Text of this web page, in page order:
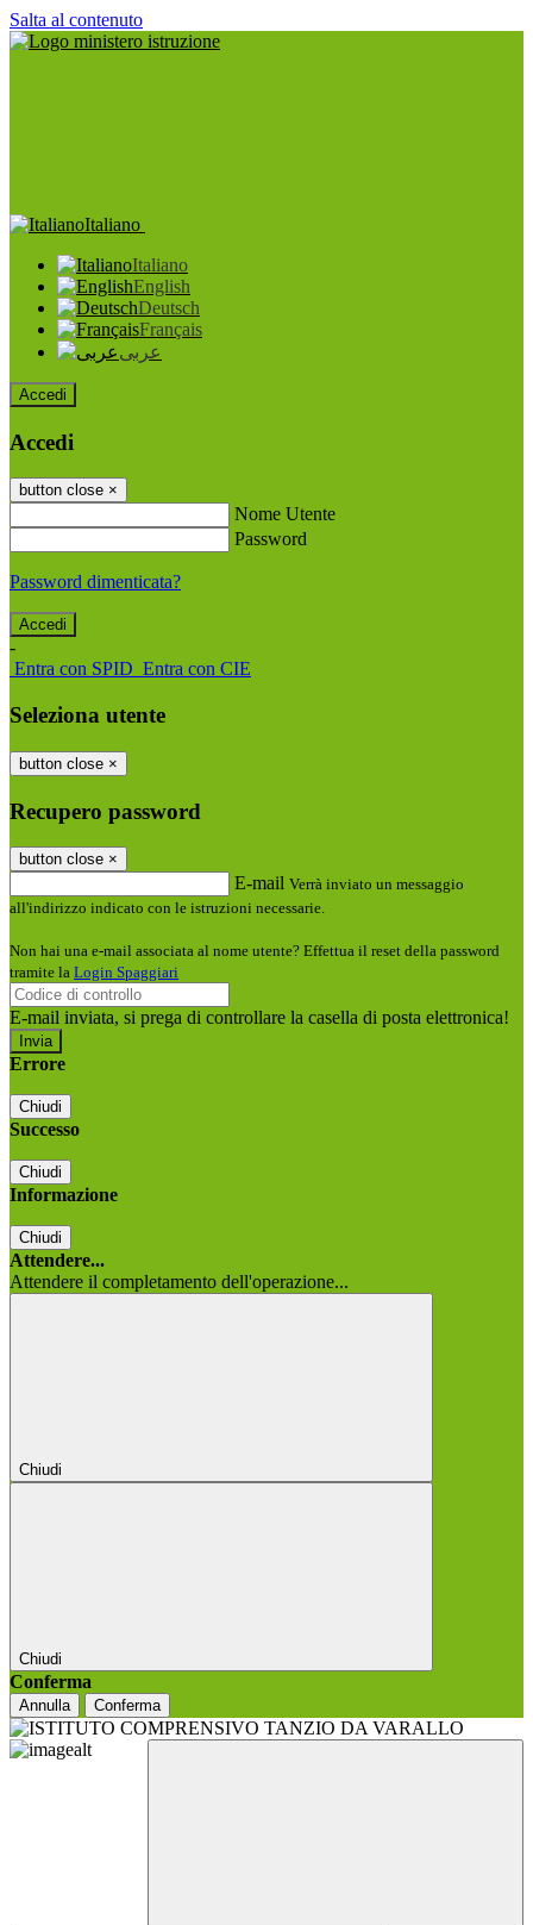
Salta al contenuto
Italiano
Italiano
English
Deutsch
Français
عربى
Accedi
Accedi
button close ×
Nome Utente
Password
Password dimenticata?
-
Entra con SPID Entra con CIE
Seleziona utente
button close ×
Recupero password
button close ×
E-mail Verrà inviato un messaggio
all'indirizzo indicato con le istruzioni necessarie.
Non hai una e-mail associata al nome utente? Effettua il reset della password
tramite la Login Spaggiari
E-mail inviata, si prega di controllare la casella di posta elettronica!
Errore
Chiudi
Successo
Chiudi
Informazione
Chiudi
Attendere...
Attendere il completamento dell'operazione...
Chiudi
Chiudi
Conferma
Annulla Conferma